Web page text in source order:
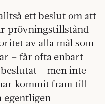
ett beslut om att
prövningstillstånd –
av alla mål som
– får ofta enbart
– men inte
kommit fram till
egentligen